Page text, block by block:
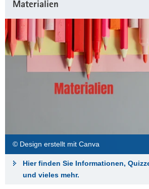
Materialien
© Design erstellt mit Canva
Hier finden Sie Informationen,
und vieles mehr.